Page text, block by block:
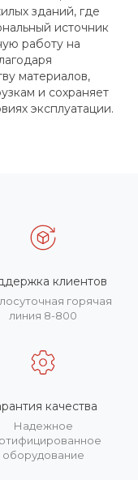
зданий, где
источник
работу на
материалов,
и сохраняет
эксплуатации.
клиентов
горячая
линия 8-800
качества
Надежное
оборудование